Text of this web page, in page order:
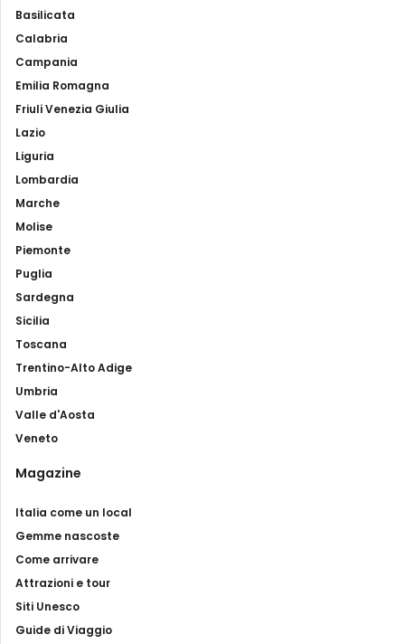
Basilicata
Calabria
Campania
Emilia Romagna
Friuli Venezia Giulia
Lazio
Liguria
Lombardia
Marche
Molise
Piemonte
Puglia
Sardegna
Sicilia
Toscana
Trentino-Alto Adige
Umbria
Valle d'Aosta
Veneto
Magazine
Italia come un local
Gemme nascoste
Come arrivare
Attrazioni e tour
Siti Unesco
Guide di Viaggio